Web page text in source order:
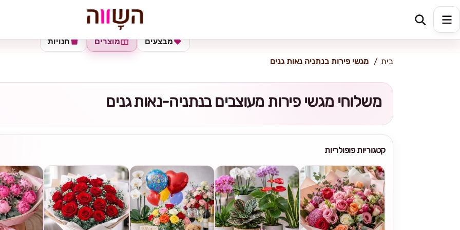
כתובת למשלוח
חנויות מוצרים מבצעים
בית מגשי פירות בנתניה נאות גנים
משלוחי מגשי פירות מעוצבים בנתניה-נאות גנים
קטגוריות פופולריות